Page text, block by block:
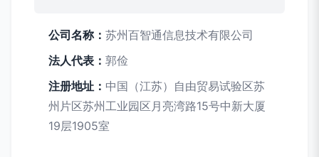
公司名称： 苏州百智通信息技术有限公司
法人代表： 郭俭
注册地址： 中国（江苏）自由贸易试验区苏
州片区苏州工业园区月亮湾路15号中新大厦
19层1905室